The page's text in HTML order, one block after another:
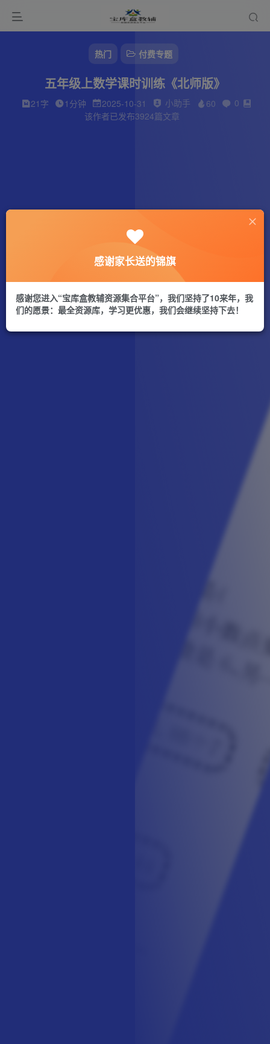
热门 付费专题
五年级上数学课时训练《北师版》
21字 1分钟 2025-10-31 小助手 60
0
该作者已发布3924篇文章
感谢家长送的锦旗
感谢您进入“宝库盒教辅资源集合平台”，我们坚持了10来年，我
们的愿景：最全资源库，学习更优惠，我们会继续坚持下去！